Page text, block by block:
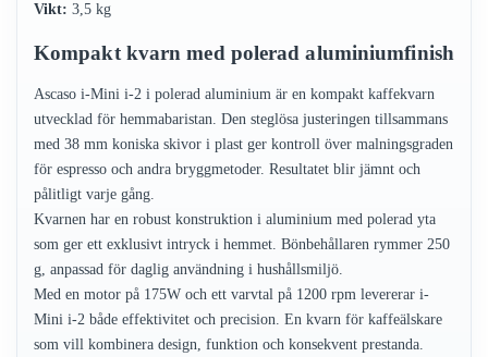
Vikt: 3,5 kg
Kompakt kvarn med polerad aluminiumfinish
Ascaso i-Mini i-2 i polerad aluminium är en kompakt kaffekvarn
utvecklad för hemmabaristan. Den steglösa justeringen tillsammans
med 38 mm koniska skivor i plast ger kontroll över malningsgraden
för espresso och andra bryggmetoder. Resultatet blir jämnt och
pålitligt varje gång.
Kvarnen har en robust konstruktion i aluminium med polerad yta
som ger ett exklusivt intryck i hemmet. Bönbehållaren rymmer 250
g, anpassad för daglig användning i hushållsmiljö.
Med en motor på 175W och ett varvtal på 1200 rpm levererar i-
Mini i-2 både effektivitet och precision. En kvarn för kaffeälskare
som vill kombinera design, funktion och konsekvent prestanda.